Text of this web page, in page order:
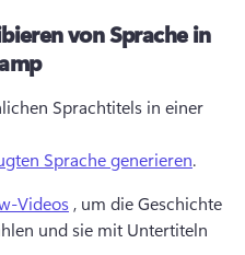
von Sprache in
Sprachtitels in einer
Sprache generieren.
Videos , um die Geschichte
und sie mit Untertiteln